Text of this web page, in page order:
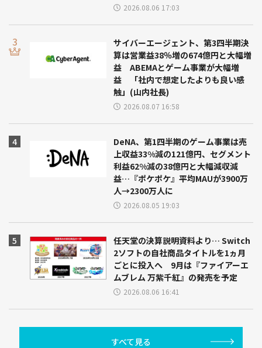
2026.08.06 17:03
サイバーエージェント、第3四半期決
算は営業益38％増の674億円と大幅増
益 ABEMAとゲーム事業が大幅増
益 「社内で想定したよりも良い感
触」(山内社長)
2026.08.07 16:58
DeNA、第1四半期のゲーム事業は売
上収益33%減の121億円、セグメント
利益62%減の38億円と大幅減収減
益…『ポケポケ』平均MAUが3900万
人→2300万人に
2026.08.05 19:03
任天堂の決算説明資料より… Switch
2ソフトの自社商品タイトルを1ヵ月
ごとに投入へ 9月は『ファイアーエ
ムブレム 万紫千紅』の発売を予定
2026.08.06 16:41
すべて見る